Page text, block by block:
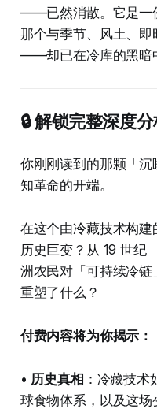
——已然消散。它是一
那个与季节、风土、
——却已在冷库的黑暗
🔒 解锁完整深度
你刚刚读到的那颗「
知革命的开端。
在这个由冷藏技术构
历史巨变？从 19 世纪
洲农民对「可持续冷
重塑了什么？
付费内容将为你揭示：
• 历史真相 ：冷藏技
球食物体系，以及这